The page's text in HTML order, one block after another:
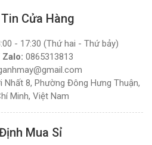
Biến Nhất Hiện Nay
12/2025
Sử Dụng Máy Cắt Vải Đầu Bàn Chi
Cách Hiệu Quả
29/11/2025
Viền Là Gì? Lợi Ích Và Ứng Dụng
May Hiện Nay
11/2025
Máy Cắt Vải Cầm Tay Hay Máy Cắt
VẢI ĐẦU BÀN LEJIANG YJ-108D (
để xem giá sỉ
4.270.000đ
VẢI ĐẦU BÀN LEJIANG YJ-168D (
để xem giá sỉ
lẻ:7.450.000đ
Cửa Hàng
- 17:30 (Thứ hai - Thứ bảy)
0865313813
Nhất 8, Phường Đông Hưng Thuận,
Minh, Việt Nam
Mua Sỉ